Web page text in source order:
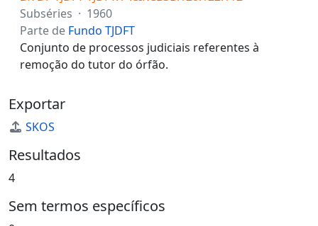
Subséries · 1960
Parte de Fundo TJDFT
Conjunto de processos judiciais referentes à
remoção do tutor do órfão.
Exportar
SKOS
Resultados
4
Sem termos específicos